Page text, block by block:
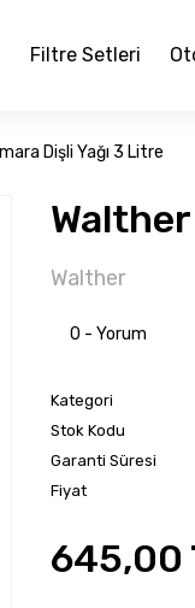
Filtre Setleri
Dişli Yağı 3 Litre
Walther
0 - Yorum
Kategori
Stok Kodu
Garanti Süresi
Fiyat
645,00